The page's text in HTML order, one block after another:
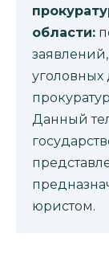
области:
уголовных
Данный
юристом.